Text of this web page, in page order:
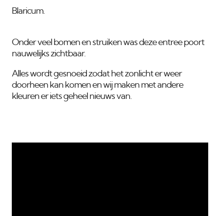
Blaricum.
Onder veel bomen en struiken was deze entree poort
nauwelijks zichtbaar.
Alles wordt gesnoeid zodat het zonlicht er weer
doorheen kan komen en wij maken met andere
kleuren er iets geheel nieuws van.